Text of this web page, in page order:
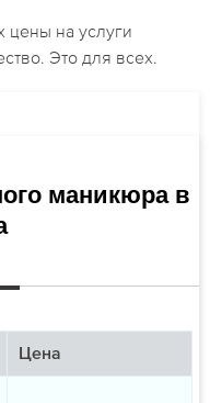
цены на услуги
Это для всех.
маникюра в
Цена